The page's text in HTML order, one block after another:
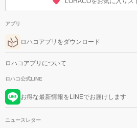
アプリ
ロハコアプリをダウンロード
ロハコアプリについて
ロハコ公式LINE
お得な最新情報をLINEでお届けします
ニュースレター